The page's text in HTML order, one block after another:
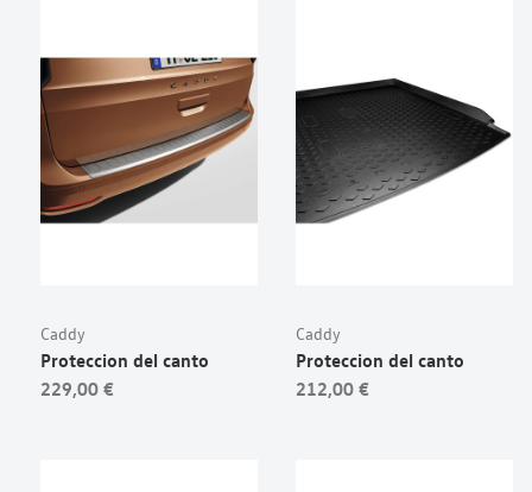
Caddy
Proteccion del canto
229,00 €
Caddy
Proteccion del canto
212,00 €